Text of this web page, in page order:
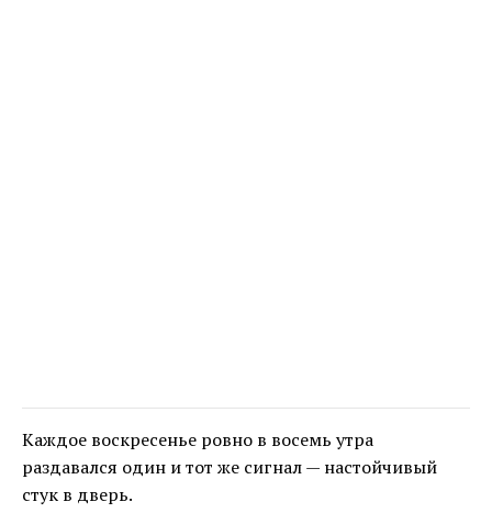
Каждое воскресенье ровно в восемь утра
раздавался один и тот же сигнал — настойчивый
стук в дверь.